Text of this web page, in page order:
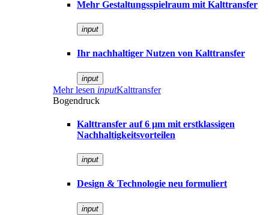
Mehr Gestaltungsspielraum mit Kalttransfer
input
Ihr nachhaltiger Nutzen von Kalttransfer
input
Mehr lesen inputKalttransfer
Bogendruck
Kalttransfer auf 6 µm mit erstklassigen
Nachhaltigkeitsvorteilen
input
Design & Technologie neu formuliert
input